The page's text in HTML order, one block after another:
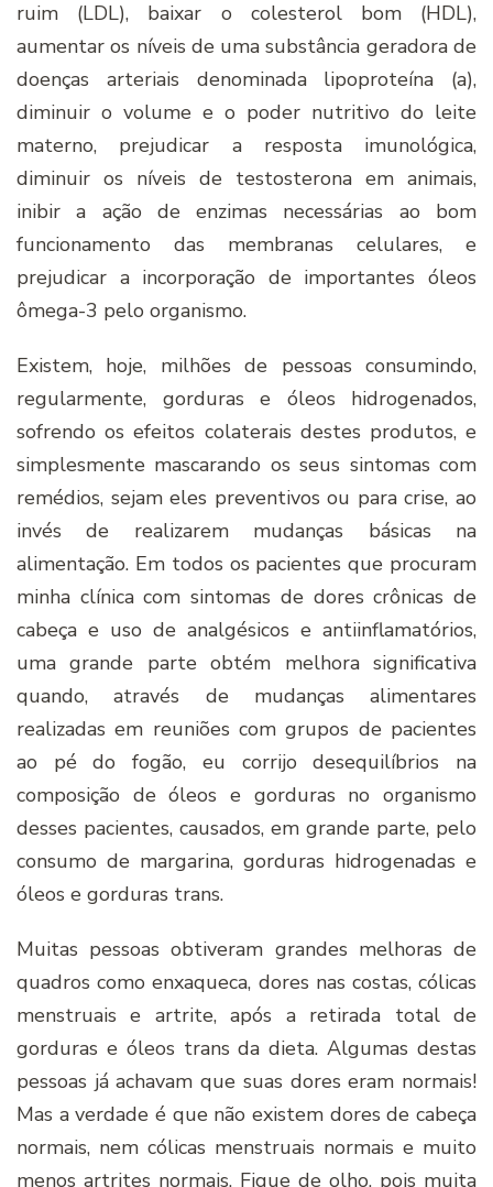
ruim (LDL), baixar o colesterol bom (HDL),
aumentar os ní­veis de uma substância geradora de
doenças arteriais denominada lipoproteí­na (a),
diminuir o volume e o poder nutritivo do leite
materno, prejudicar a resposta imunológica,
diminuir os ní­veis de testosterona em animais,
inibir a ação de enzimas necessárias ao bom
funcionamento das membranas celulares, e
prejudicar a incorporação de importantes óleos
ômega-3 pelo organismo.
Existem, hoje, milhões de pessoas consumindo,
regularmente, gorduras e óleos hidrogenados,
sofrendo os efeitos colaterais destes produtos, e
simplesmente mascarando os seus sintomas com
remédios, sejam eles preventivos ou para crise, ao
invés de realizarem mudanças básicas na
alimentação. Em todos os pacientes que procuram
minha clí­nica com sintomas de dores crônicas de
cabeça e uso de analgésicos e antiinflamatórios,
uma grande parte obtém melhora significativa
quando, através de mudanças alimentares
realizadas em reuniões com grupos de pacientes
ao pé do fogão, eu corrijo desequilí­brios na
composição de óleos e gorduras no organismo
desses pacientes, causados, em grande parte, pelo
consumo de margarina, gorduras hidrogenadas e
óleos e gorduras trans.
Muitas pessoas obtiveram grandes melhoras de
quadros como enxaqueca, dores nas costas, cólicas
menstruais e artrite, após a retirada total de
gorduras e óleos trans da dieta. Algumas destas
pessoas já achavam que suas dores eram normais!
Mas a verdade é que não existem dores de cabeça
normais, nem cólicas menstruais normais e muito
menos artrites normais. Fique de olho, pois muita